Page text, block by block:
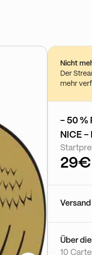
Nicht
Der
mehr
- 50 %
NICE -
29€
Versand
Über
10